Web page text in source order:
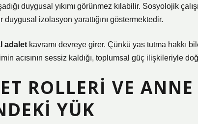
duygusal yıkımı görünmez kılabilir. Sosyolojik
izolasyon yarattığını göstermektedir.
adalet kavramı devreye girer. Çünkü yas tutma hakkı
acısının sessiz kaldığı, toplumsal güç ilişkileriyle
ROLLERI VE
YÜK